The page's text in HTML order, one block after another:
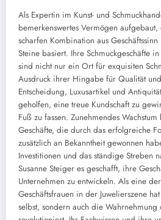
Als Expertin im Kunst- und
bemerkenswertes Vermögen
scharfen Kombination aus
Steine basiert. Ihre Schmuckgeschäfte
sind nicht nur ein Ort für exquisiten
Ausdruck ihrer Hingabe für Qualität
Entscheidung, Luxusartikel und
geholfen, eine treue Kundschaft zu
Fuß zu fassen. Zunehmendes
Geschäfte, die durch das erfolgreiche
zusätzlich an Bekanntheit gewonnen
Investitionen und das ständige Streben
Susanne Steiger es geschafft, ihre
Unternehmen zu entwickeln. Als eine
Geschäftsfrauen in der Juwelierszene
selbst, sondern auch die Wahrnehmung